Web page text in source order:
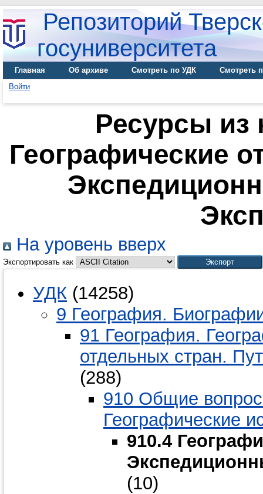
Репозиторий
госуниверситета
Главная Об архиве Смотреть по УДК
Смотреть
Войти
Ресурсы из
Географические
На уровень вверх
Экспортировать как
УДК (14258)
9 География.
91 География.
отдельных стран.
(288)
910 Общие
Географические
910.4
(10)